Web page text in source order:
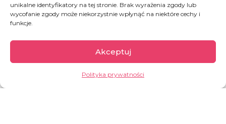
unikalne identyfikatory na tej stronie. Brak wyrażenia zgody lub
wycofanie zgody może niekorzystnie wpłynąć na niektóre cechy i
funkcje.
Akceptuj
Polityka prywatności
POMÓŻ NAM WYKOPAĆ STUDNIĘ
ZAPEWNIJ NARZĘDZIA DO PRACY W
WESPRZYJ BUDOWĘ NOWOCZESNEGO
SYSTEMU NAWADNIANIA